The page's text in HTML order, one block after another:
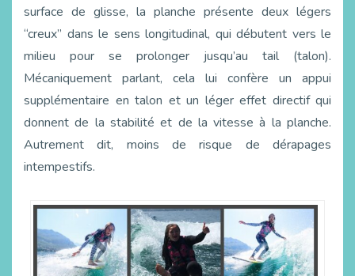
surface de glisse, la planche présente deux légers
“creux” dans le sens longitudinal, qui débutent vers le
milieu pour se prolonger jusqu’au tail (talon).
Mécaniquement parlant, cela lui confère un appui
supplémentaire en talon et un léger effet directif qui
donnent de la stabilité et de la vitesse à la planche.
Autrement dit, moins de risque de dérapages
intempestifs.